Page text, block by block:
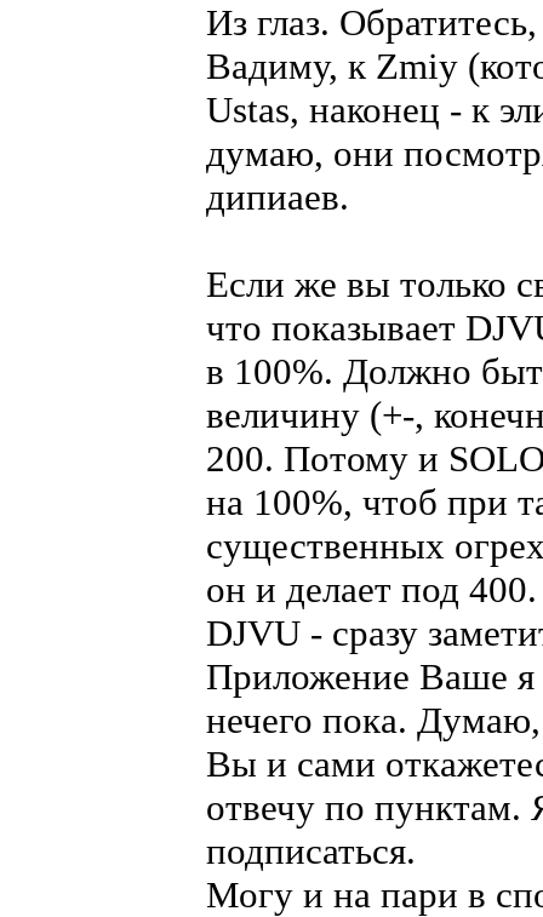
Из глаз.
Вадиму, к Zmiy
Ustas, наконец - к
думаю, они
дипиаев.
Если же вы только
что показывает
в 100%. Должно
величину (+-,
200. Потому и
на 100%, чтоб при
существенных
он и делает под
DJVU - сразу
Приложение Ваше я
нечего пока.
Вы и сами
отвечу по
подписаться.
Могу и на пари в